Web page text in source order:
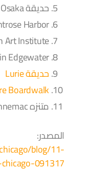
حديقة Osaka في متنزه Jackson
Harbor
Art Institute
Edgewater
حديقة Lurie
Boardwalk
متنزه Winnemac
المصدر:
blog/11-
091317